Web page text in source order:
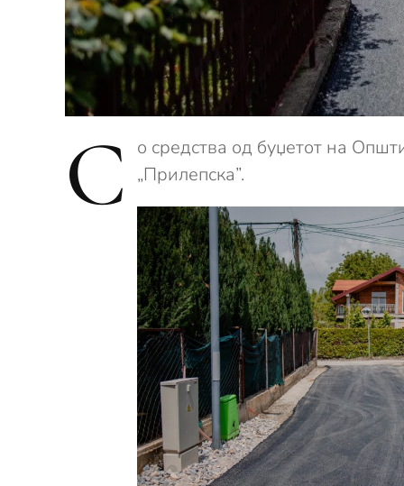
С
о средства од буџетот на
„Прилепска”.